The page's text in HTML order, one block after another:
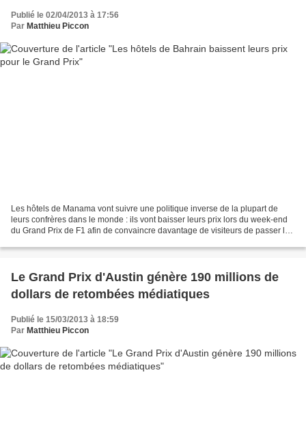
Publié le 02/04/2013 à 17:56
Par Matthieu Piccon
Les hôtels de Manama vont suivre une politique inverse de la plupart de
leurs confrères dans le monde : ils vont baisser leurs prix lors du week-end
du Grand Prix de F1 afin de convaincre davantage de visiteurs de passer la
Le Grand Prix d'Austin génère 190 millions de
dollars de retombées médiatiques
Publié le 15/03/2013 à 18:59
Par Matthieu Piccon